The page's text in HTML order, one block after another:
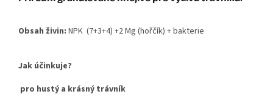
Obsah živin: NPK (7+3+4) +2 Mg (hořčík) + bakterie
Jak účinkuje?
pro hustý a krásný trávník